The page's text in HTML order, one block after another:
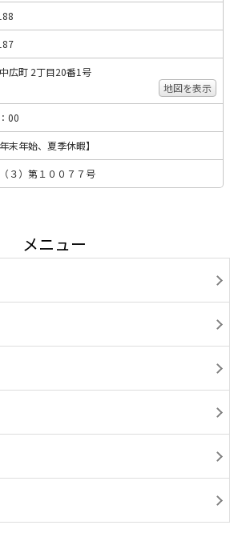
広町 2丁目20番1号
地図を表示
00
末年始、夏季休暇】
３）第１００７７号
メニュー